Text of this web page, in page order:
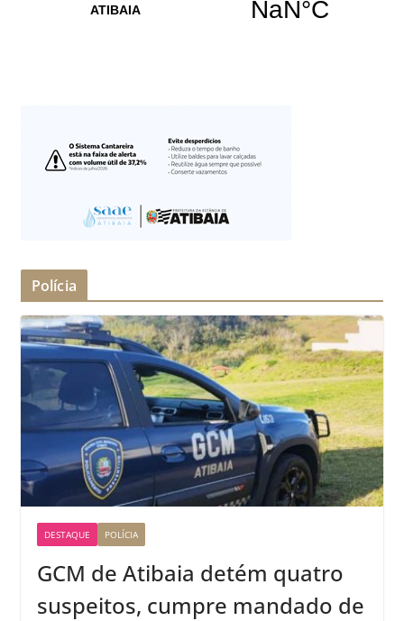
Polícia
DESTAQUE POLÍCIA
GCM de Atibaia detém quatro
suspeitos, cumpre mandado de